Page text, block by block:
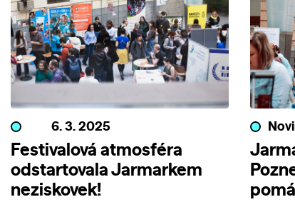
6. 3. 2025
Festivalová atmosféra
odstartovala Jarmarkem
neziskovek!